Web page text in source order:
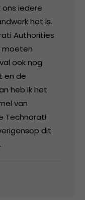
iedere
het is.
Authorities
moeten
ook nog
en de
heb ik het
van
Technorati
dit